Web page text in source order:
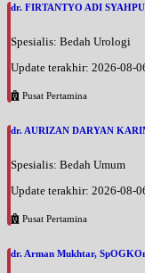
dr. FIRTANTYO ADI
Spesialis: Bedah Urologi
Update terakhir: 2026-08-
Pusat Pertamina
dr. AURIZAN DARYAN
Spesialis: Bedah Umum
Update terakhir: 2026-08-
Pusat Pertamina
dr. Arman Mukhtar,